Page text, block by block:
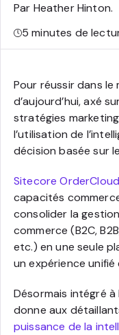
Par Heather Hinton.
5minutes de
Pour réussir dans
d’aujourd’hui, axé
stratégies
l’utilisation de
décision basée sur
Sitecore OrderCloud
capacités
consolider la
commerce (B2C,
etc.) en une seule
un expérience
Désormais intégré
donne aux
puissance de la